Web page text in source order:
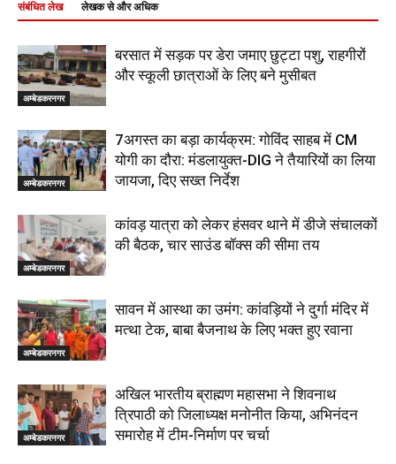
संबंधित लेख लेखक से और अधिक
अम्बेडकरनगर
बरसात में सड़क पर डेरा जमाए छुट्टा पशु, राहगीरों
और स्कूली छात्राओं के लिए बने मुसीबत
अम्बेडकरनगर
7अगस्त का बड़ा कार्यक्रम: गोविंद साहब में CM
योगी का दौरा: मंडलायुक्त-DIG ने तैयारियों का लिया
जायजा, दिए सख्त निर्देश
अम्बेडकरनगर
कांवड़ यात्रा को लेकर हंसवर थाने में डीजे संचालकों
की बैठक, चार साउंड बॉक्स की सीमा तय
अम्बेडकरनगर
सावन में आस्था का उमंग: कांवड़ियों ने दुर्गा मंदिर में
मत्था टेक, बाबा बैजनाथ के लिए भक्त हुए रवाना
अम्बेडकरनगर
अखिल भारतीय ब्राह्मण महासभा ने शिवनाथ
त्रिपाठी को जिलाध्यक्ष मनोनीत किया, अभिनंदन
समारोह में टीम-निर्माण पर चर्चा